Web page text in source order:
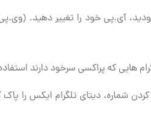
آی.پی خود را تغییر دهید.
هایی که پراکسی سرخود دارند
کردن شماره، دیتای تلگرام ایکس را